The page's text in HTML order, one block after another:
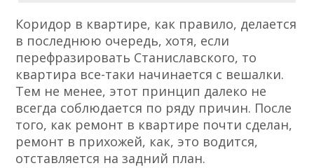
Коридор в квартире, как правило, делается
в последнюю очередь, хотя, если
перефразировать Станиславского, то
квартира все-таки начинается с вешалки.
Тем не менее, этот принцип далеко не
всегда соблюдается по ряду причин. После
того, как ремонт в квартире почти сделан,
ремонт в прихожей, как, это водится,
отставляется на задний план.